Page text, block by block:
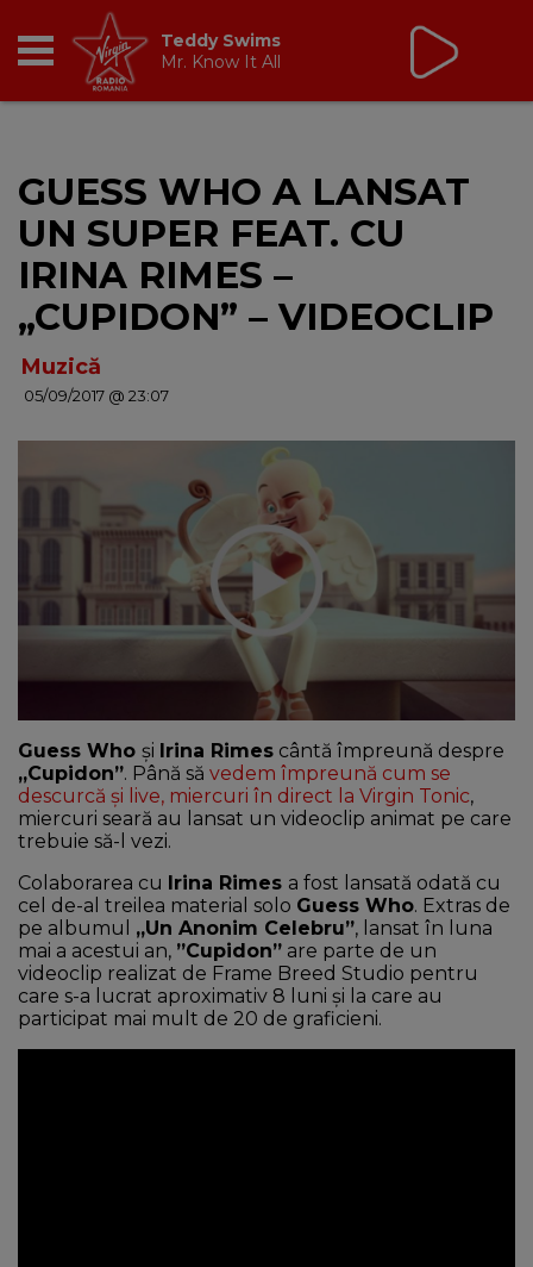
BREAKFAST
TIC TALK
CÂȘTIGĂ
HOT 30
DANCEFLOOR CHART
RADIO ACADEMY
CONTUL MEU
Non Stop Virgin
cu Virgin Radio Romania
24/24
GUESS WHO A LANSAT
UN SUPER FEAT. CU
IRINA RIMES –
„CUPIDON” – VIDEOCLIP
Muzică
05/09/2017 @ 23:07
Guess Who și Irina Rimes cântă împreună despre
„Cupidon”. Până să vedem împreună cum se
descurcă și live, miercuri în direct la Virgin Tonic,
miercuri seară au lansat un videoclip animat pe care
trebuie să-l vezi.
Colaborarea cu
Irina Rimes a fost lansată odată cu
cel de-al treilea material solo Guess Who. Extras de
pe albumul „Un Anonim Celebru”, lansat în luna
mai a acestui an, ”Cupidon” are parte de un
videoclip realizat de Frame Breed Studio pentru
care s-a lucrat aproximativ 8 luni și la care au
participat mai mult de 20 de graficieni.